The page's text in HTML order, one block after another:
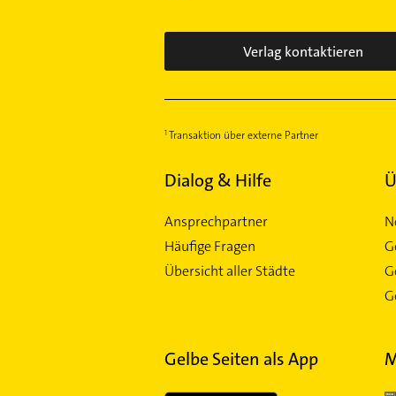
Verlag kontaktieren
Transaktion über externe Partner
Dialog & Hilfe
Ansprechpartner
Häufige Fragen
Übersicht aller Städte
Gelbe Seiten als App